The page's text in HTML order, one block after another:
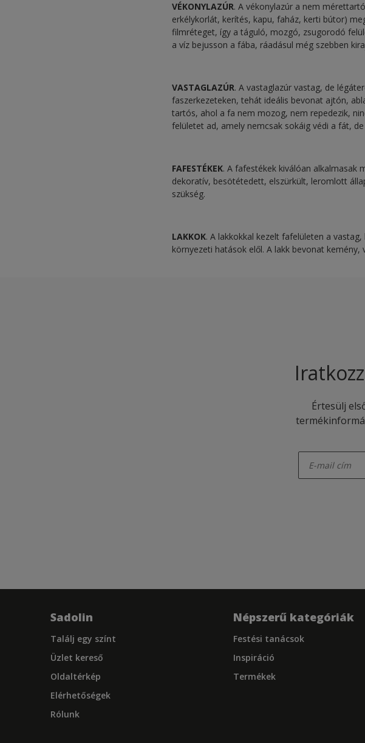
VÉKONYLAZÚR. A vékonylazúr a nem
erkélykorlát, kerítés, kapu, faház, kerti bútor)
filmréteget, így a táguló, mozgó, zsugorodó
a víz bejusson a fába, ráadásul még szebben
VASTAGLAZÚR. A vastaglazúr vastag, de
faszerkezeteken, tehát ideális bevonat ajtón,
tartós, ahol a fa nem mozog, nem repedezik,
felületet ad, amely nemcsak sokáig védi a fát,
FAFESTÉKEK. A fafestékek kiválóan alkalmasak
dekoratív, besötétedett, elszürkült, leromlott
szükség.
LAKKOK. A lakkokkal kezelt fafelületen a
környezeti hatások elől. A lakk bevonat kemény,
Értesülj
Sadolin
Találj egy színt
Üzlet kereső
Oldaltérkép
Elérhetőségek
Rólunk
Népszerű kategóriák
Festési tanácsok
Inspiráció
Termékek